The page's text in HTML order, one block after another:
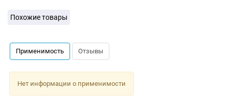
Похожие товары
Применимость Отзывы
Нет информации о применимости